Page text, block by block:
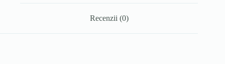
Recenzii (0)